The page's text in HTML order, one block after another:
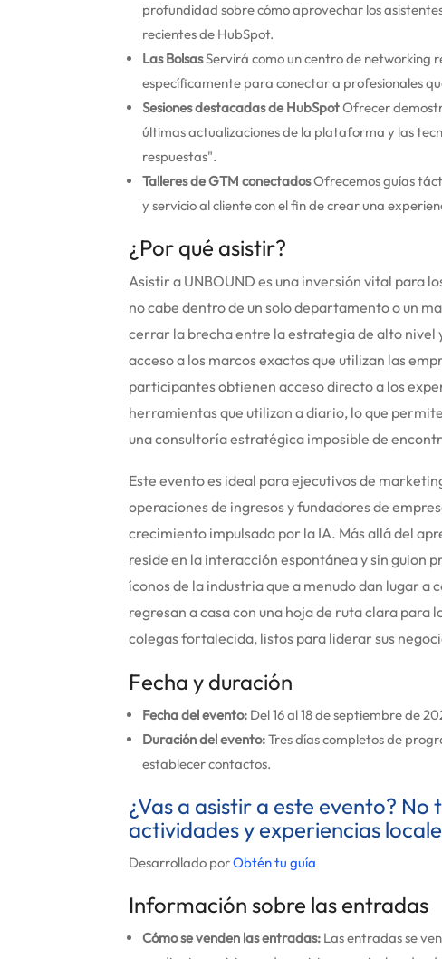
profundidad sobre cómo aprovechar los
recientes de HubSpot.
Las BolsasServirá como un centro de networking
específicamente para conectar a profesionales
Sesiones destacadas de HubSpotOfrecer
últimas actualizaciones de la plataforma y las
respuestas".
Talleres de GTM conectadosOfrecemos guías
y servicio al cliente con el fin de crear una
¿Por qué asistir?
Asistir a UNBOUND es una inversión vital para
no cabe dentro de un solo departamento o un
cerrar la brecha entre la estrategia de alto
acceso a los marcos exactos que utilizan las
participantes obtienen acceso directo a los
herramientas que utilizan a diario, lo que
una consultoría estratégica imposible de
Este evento es ideal para ejecutivos de
operaciones de ingresos y fundadores de
crecimiento impulsada por la IA. Más allá del
reside en la interacción espontánea y sin guion
íconos de la industria que a menudo dan lugar a
regresan a casa con una hoja de ruta clara para
colegas fortalecida, listos para liderar sus
Fecha y duración
Fecha del evento: Del 16 al 18 de septiembre de
Duración del evento:Tres días completos de
establecer contactos.
¿Vas a asistir a este evento? No
actividades y experiencias
Desarrollado porObtén tu guía
Información sobre las entradas
Cómo se venden las entradas: Las entradas se